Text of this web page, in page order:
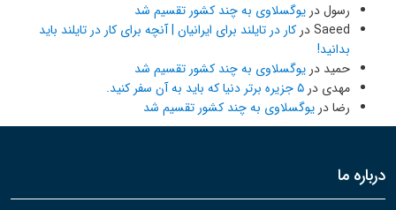
رسولدر یوگسلاوی به چند کشور تقسیم شد
Saeedدر کار در تایلند برای ایرانیان | آنچه برای کار در تایلند باید
بدانید!
حمید در یوگسلاوی به چند کشور تقسیم شد
مهدی در ۵ جزیره برتر دنیا که باید به آن سفر کنید.
رضادر یوگسلاوی به چند کشور تقسیم شد
درباره ما